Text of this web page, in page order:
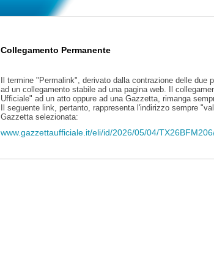
Collegamento Permanente
Il termine "Permalink", derivato dalla contrazione delle due
ad un collegamento stabile ad una pagina web. Il
Ufficiale" ad un atto oppure ad una Gazzetta, rimanga
Il seguente link, pertanto, rappresenta l'indirizzo sempre
Gazzetta selezionata:
www.gazzettaufficiale.it/eli/id/2026/05/04/